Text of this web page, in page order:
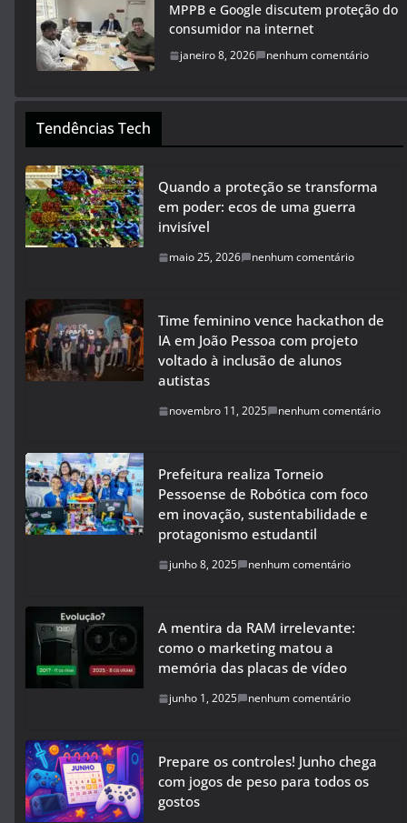
MPPB e Google discutem proteção do
consumidor na internet
janeiro 8, 2026 nenhum comentário
Tendências Tech
Quando a proteção se transforma
em poder: ecos de uma guerra
invisível
maio 25, 2026 nenhum comentário
Time feminino vence hackathon de
IA em João Pessoa com projeto
voltado à inclusão de alunos
autistas
novembro 11, 2025 nenhum comentário
Prefeitura realiza Torneio
Pessoense de Robótica com foco
em inovação, sustentabilidade e
protagonismo estudantil
junho 8, 2025 nenhum comentário
A mentira da RAM irrelevante:
como o marketing matou a
memória das placas de vídeo
junho 1, 2025 nenhum comentário
Prepare os controles! Junho chega
com jogos de peso para todos os
gostos